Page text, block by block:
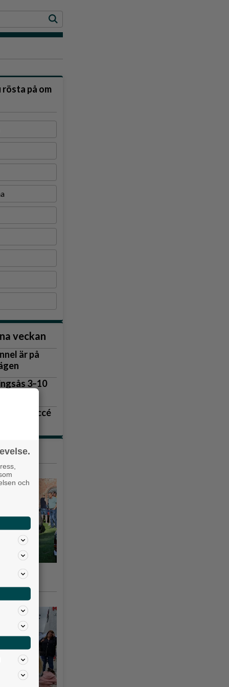
fortsätter kampen om kollektivtrafiken. Hon och andra missnöjda
möte med Västtrafik.
på om
veckan
är på
3–10
blev succé
3–10
och